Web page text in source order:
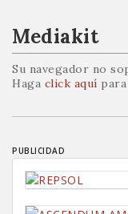
Mediakit
Su navegador no
Haga click aquí
PUBLICIDAD